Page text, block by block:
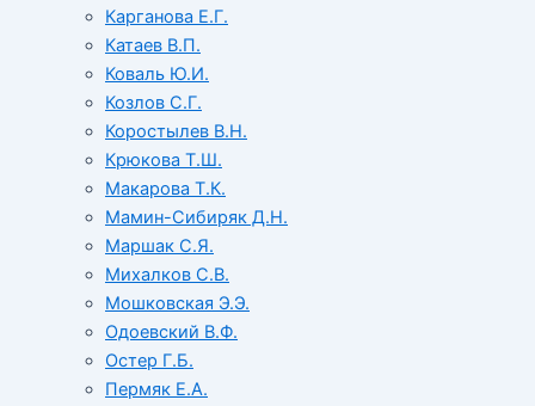
Карганова Е.Г.
Катаев В.П.
Коваль Ю.И.
Козлов С.Г.
Коростылев В.Н.
Крюкова Т.Ш.
Макарова Т.К.
Мамин-Сибиряк Д.Н.
Маршак С.Я.
Михалков С.В.
Мошковская Э.Э.
Одоевский В.Ф.
Остер Г.Б.
Пермяк Е.А.